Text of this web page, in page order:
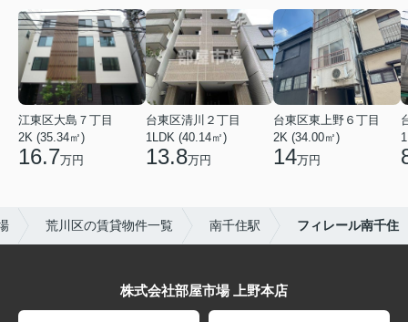
江東区大島７丁目
2K (35.34㎡)
16.7万円
台東区清川２丁目
1LDK (40.14㎡)
13.8万円
台東区東上野６丁目
2K (34.00㎡)
14万円
荒川区の賃貸物件一覧 南千住駅 フィレール南千住
株式会社部屋市場 上野本店